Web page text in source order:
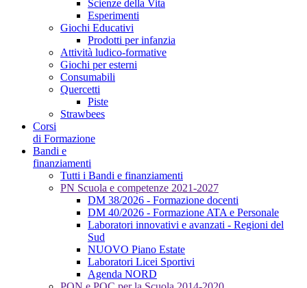
Scienze della Vita
Esperimenti
Giochi Educativi
Prodotti per infanzia
Attività ludico-formative
Giochi per esterni
Consumabili
Quercetti
Piste
Strawbees
Corsi
di Formazione
Bandi e
finanziamenti
Tutti i Bandi e finanziamenti
PN Scuola e competenze 2021-2027
DM 38/2026 - Formazione docenti
DM 40/2026 - Formazione ATA e Personale
Laboratori innovativi e avanzati - Regioni del
Sud
NUOVO Piano Estate
Laboratori Licei Sportivi
Agenda NORD